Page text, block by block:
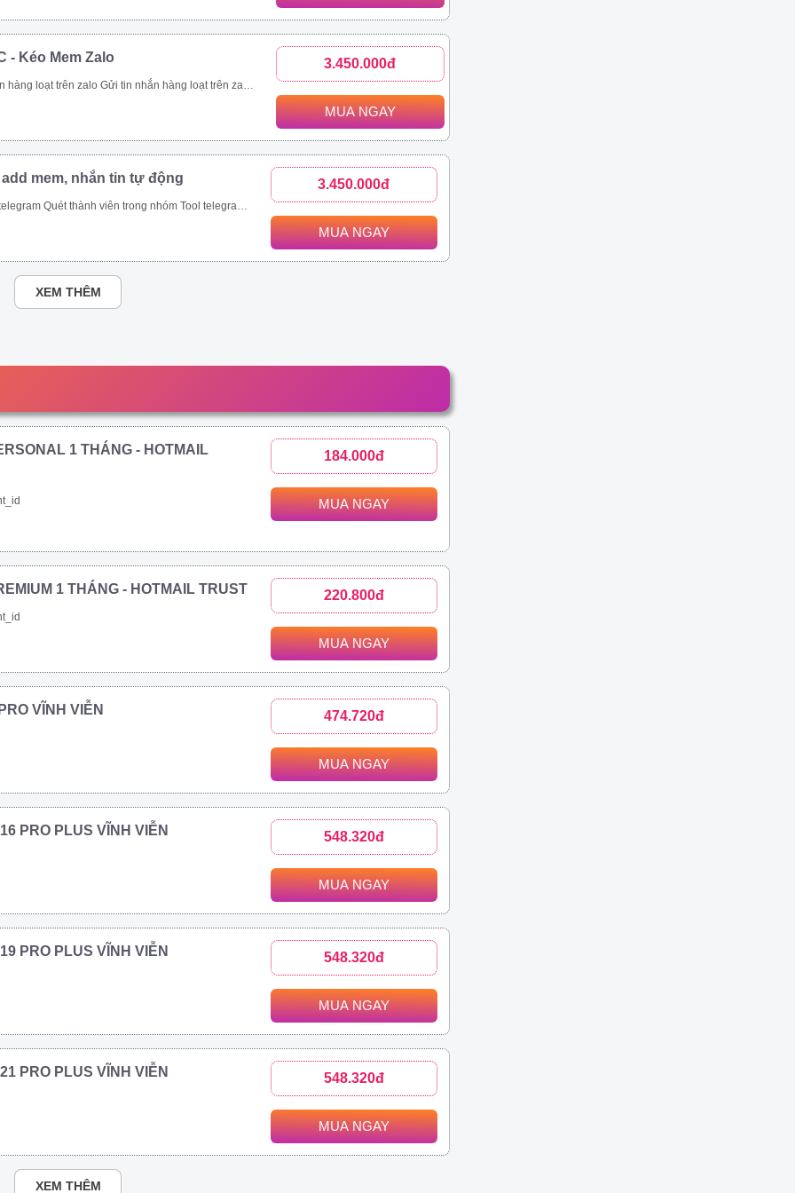
- Kéo Mem Zalo
bạn zalo hàng loạt là tính năng giúp bạn thực hiện mục tiêu này. Với tính năng kết bạn zalo này, bạn có thể Kết bạn zalo theo danh sách SĐT có sẵn. Kết bạn zalo hàng loạt theo thành viên nhóm Tăng thành viên nhóm zalo nhanh chóng Mời bạn bè tham gia nhóm zalo theo danh sách bạn bè. Mời bạn bè tham gia nhóm zalo theo số điện thoại có sẵn.
3.450.000đ
MUA NGAY
mem, nhắn tin tự động
thành viên trong nhóm Tool telegram join nhóm tự động
3.450.000đ
MUA NGAY
XEM THÊM
1 THÁNG - HOTMAIL 184.000đ
MUA NGAY
1 THÁNG - HOTMAIL TRUST 220.800đ
MUA NGAY
VĨNH VIỄN 474.720đ
MUA NGAY
PRO PLUS VĨNH VIỄN 548.320đ
MUA NGAY
PRO PLUS VĨNH VIỄN 548.320đ
MUA NGAY
PRO PLUS VĨNH VIỄN 548.320đ
MUA NGAY
XEM THÊM